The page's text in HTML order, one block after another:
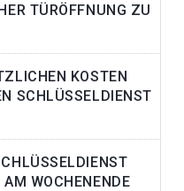
TÜRÖFFNUNG ZU
KOSTEN
SCHLÜSSELDIENST
WOCHENENDE